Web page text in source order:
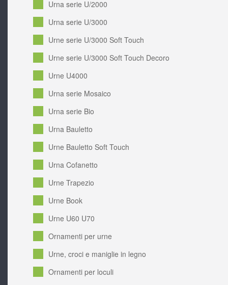
Urna serie U/2000
Urna serie U/3000
Urne serie U/3000 Soft Touch
Urne serie U/3000 Soft Touch Decoro
Urne U4000
Urna serie Mosaico
Urna serie Bio
Urna Bauletto
Urne Bauletto Soft Touch
Urna Cofanetto
Urne Trapezio
Urne Book
Urne U60 U70
Ornamenti per urne
Urne, croci e maniglie in legno
Ornamenti per loculi